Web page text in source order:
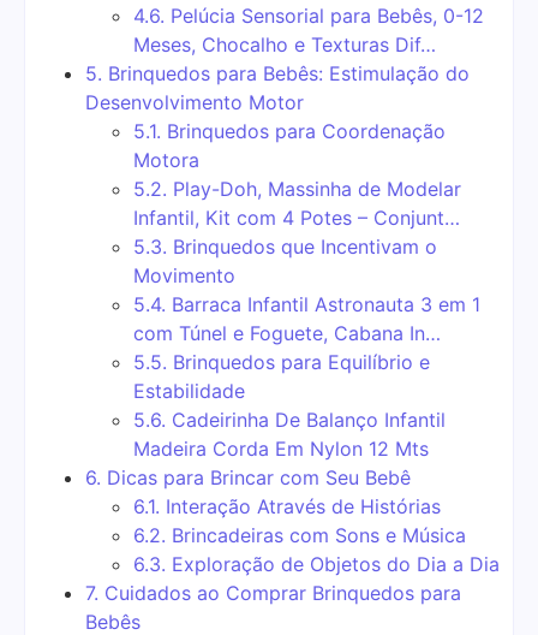
4.6. Pelúcia Sensorial para Bebês, 0-12
Meses, Chocalho e Texturas Dif…
5. Brinquedos para Bebês: Estimulação do
Desenvolvimento Motor
5.1. Brinquedos para Coordenação
Motora
5.2. Play-Doh, Massinha de Modelar
Infantil, Kit com 4 Potes – Conjunt…
5.3. Brinquedos que Incentivam o
Movimento
5.4. Barraca Infantil Astronauta 3 em 1
com Túnel e Foguete, Cabana In…
5.5. Brinquedos para Equilíbrio e
Estabilidade
5.6. Cadeirinha De Balanço Infantil
Madeira Corda Em Nylon 12 Mts
6. Dicas para Brincar com Seu Bebê
6.1. Interação Através de Histórias
6.2. Brincadeiras com Sons e Música
6.3. Exploração de Objetos do Dia a Dia
7. Cuidados ao Comprar Brinquedos para
Bebês